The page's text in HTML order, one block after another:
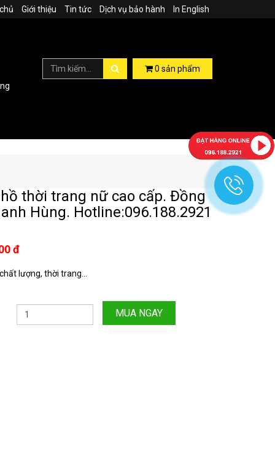
Giới thiệu Tin tức Dịch vụ bảo hành In English
0 sản phẩm
thời trang nữ cao cấp. Đồng
Hùng. Hotline:096.188.2921
đ
lượng, thời trang...
MUA NGAY